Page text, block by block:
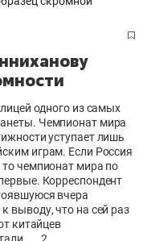
одного из самых
Чемпионат мира
уступает лишь
играм. Если Россия
чемпионат мира по
Корреспондент
вчера
выводу, что на сей раз
китайцев